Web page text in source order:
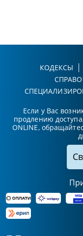
КОДЕКСЫ
Если у Вас
продлению
ONLINE,